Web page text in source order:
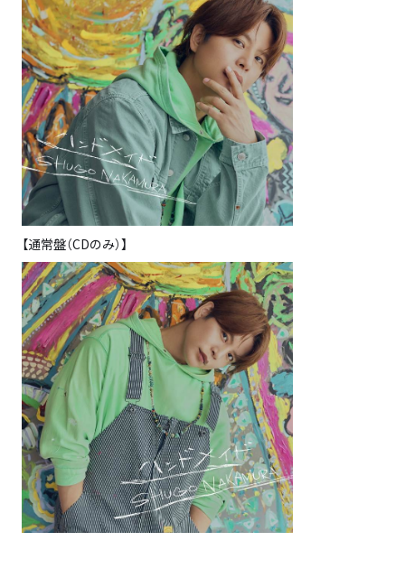
【通常盤（CDのみ）】